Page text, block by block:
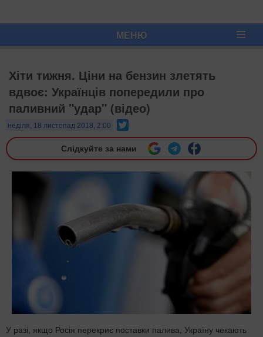
МЕНЮ
Хіти тижня. Ціни на бензин злетять
вдвоє: Українців попередили про
паливний "удар" (відео)
неділя, 18 листопад 2018, 2:00
Слідкуйте за нами
У разі, якщо Росія перекриє поставки палива, Україну чекають